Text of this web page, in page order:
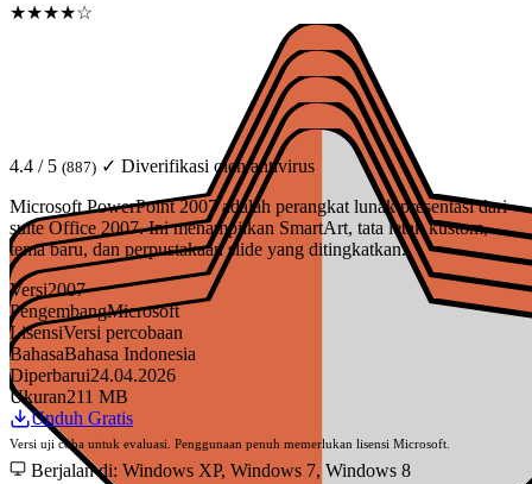
★★★★☆
4.4 / 5 (887) ✓ Diverifikasi oleh antivirus
Microsoft PowerPoint 2007 adalah perangkat lunak presentasi dari
suite Office 2007. Ini menampilkan SmartArt, tata letak kustom,
tema baru, dan perpustakaan slide yang ditingkatkan.
Versi2007
PengembangMicrosoft
LisensiVersi percobaan
BahasaBahasa Indonesia
Diperbarui24.04.2026
Ukuran211 MB
Unduh Gratis
Versi uji coba untuk evaluasi. Penggunaan penuh memerlukan lisensi Microsoft.
Berjalan di: Windows XP, Windows 7, Windows 8